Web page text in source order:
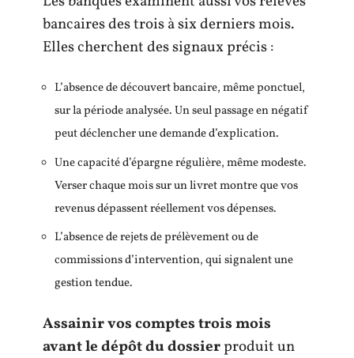
bancaires des trois à six derniers mois.
Elles cherchent des signaux précis :
L’absence de découvert bancaire, même ponctuel,
sur la période analysée. Un seul passage en négatif
peut déclencher une demande d’explication.
Une capacité d’épargne régulière, même modeste.
Verser chaque mois sur un livret montre que vos
revenus dépassent réellement vos dépenses.
L’absence de rejets de prélèvement ou de
commissions d’intervention, qui signalent une
gestion tendue.
Assainir vos comptes trois mois
avant le dépôt du dossierproduit un